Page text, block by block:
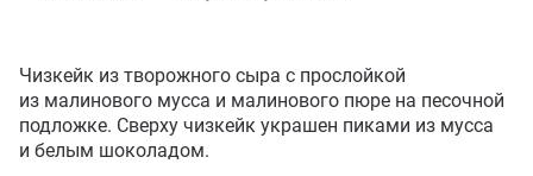
Чизкейк из творожного сыра с прослойкой
из малинового мусса и малинового пюре на песочной
подложке. Сверху чизкейк украшен пиками из мусса
и белым шоколадом.